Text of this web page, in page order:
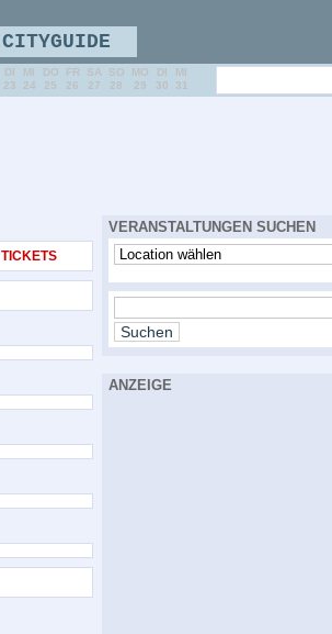
TICKETS
VERANSTALTUNGEN SUCHEN
ANZEIGE
CITYGUIDE
DI
23
MI
24
DO
25
FR
26
SA
27
SO
28
MO
29
DI
30
MI
31